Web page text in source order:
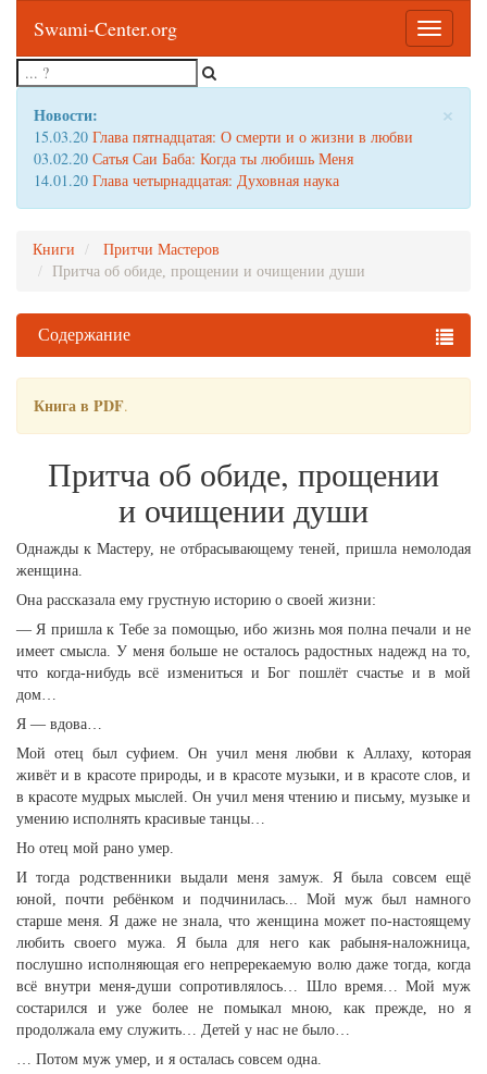
Toggle
Swami-Center.org
×
Новости:
15.03.20 Глава пятнадцатая: О смерти и о жизни в любви
03.02.20 Сатья Саи Баба: Когда ты любишь Меня
14.01.20 Глава четырнадцатая: Духовная наука
Книги
Притчи Мастеров
Притча об обиде, прощении и очищении души
Содержание
Книга в PDF.
Притча об обиде, прощении
и очищении души
Однажды к Мастеру, не отбрасывающему теней, пришла немолодая
женщина.
Она рассказала ему грустную историю о своей жизни:
— Я пришла к Тебе за помощью, ибо жизнь моя полна печали и не
имеет смысла. У меня больше не осталось радостных надежд на то,
что когда-нибудь всё измениться и Бог пошлёт счастье и в мой
дом…
Я — вдова…
Мой отец был суфием. Он учил меня любви к Аллаху, которая
живёт и в красоте природы, и в красоте музыки, и в красоте слов, и
в красоте мудрых мыслей. Он учил меня чтению и письму, музыке и
умению исполнять красивые танцы…
Но отец мой рано умер.
И тогда родственники выдали меня замуж. Я была совсем ещё
юной, почти ребёнком и подчинилась... Мой муж был намного
старше меня. Я даже не знала, что женщина может по-настоящему
любить своего мужа. Я была для него как рабыня-наложница,
послушно исполняющая его непререкаемую волю даже тогда, когда
всё внутри меня-души сопротивлялось… Шло время… Мой муж
состарился и уже более не помыкал мною, как прежде, но я
продолжала ему служить… Детей у нас не было…
… Потом муж умер, и я осталась совсем одна.